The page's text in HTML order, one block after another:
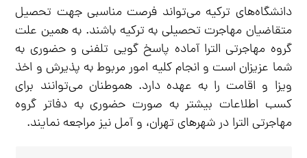
دانشگاه‌های ترکیه می‌تواند فرصت مناسبی جهت تحصیل
متقاضیان مهاجرت تحصیلی به ترکیه باشند. به همین علت
گروه مهاجرتی الترا آماده پاسخ گویی تلفنی و حضوری به
شما عزیزان است و انجام کلیه امور مربوط به پذیرش و اخذ
ویزا و اقامت را به عهده دارد. هموطنان می‌توانند برای
کسب اطلاعات بیشتر به صورت حضوری به دفاتر گروه
مهاجرتی الترا در شهرهای تهران، و آمل نیز مراجعه نمایند.